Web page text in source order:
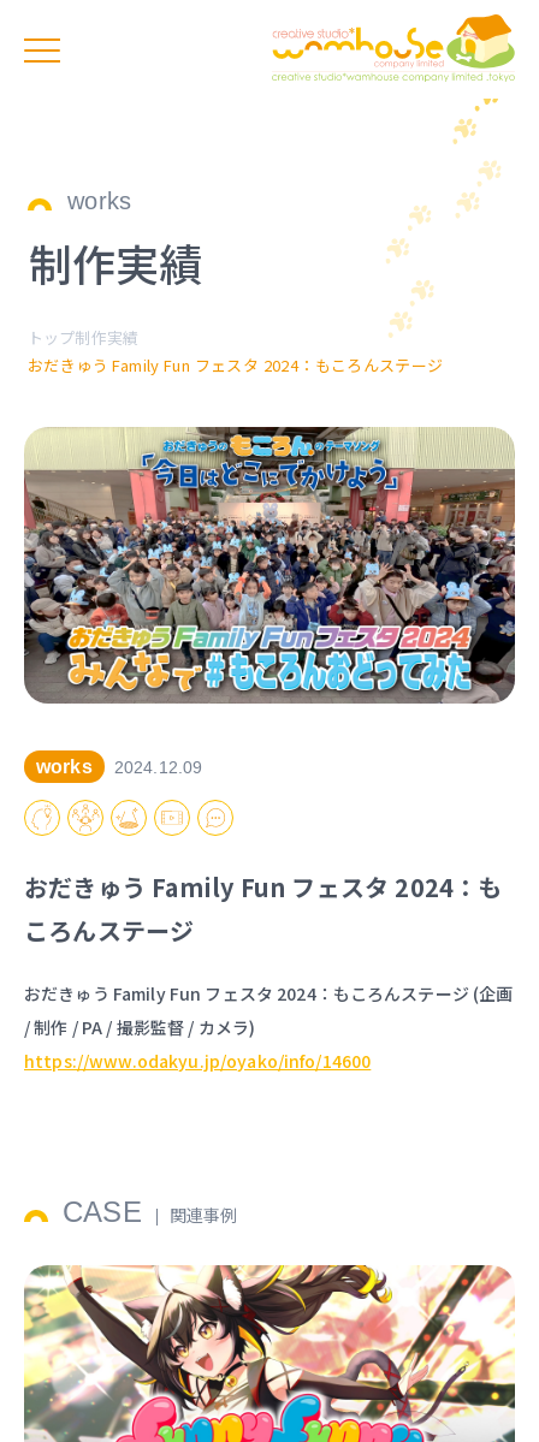
works
制作実績
トップ制作実績
おだきゅう Family Fun フェスタ 2024：もころんステージ
works 2024.12.09
おだきゅう Family Fun フェスタ 2024：も
ころんステージ
おだきゅう Family Fun フェスタ 2024：もころんステージ (企画
/ 制作 / PA / 撮影監督 / カメラ)
https://www.odakyu.jp/oyako/info/14600
CASE 関連事例